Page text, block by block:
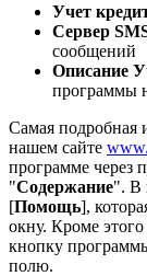
Учет
Сервер
сообщений
Описание
программы
Самая подробная
нашем сайте
программе через
"Содержание". В
[Помощь],
окну. Кроме
кнопку
полю.